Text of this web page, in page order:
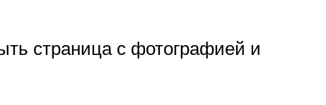
страница с фотографией и